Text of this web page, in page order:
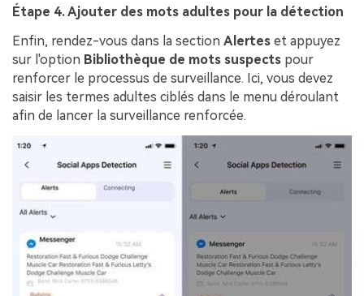
Étape 4. Ajouter des mots adultes pour la détection
Enfin, rendez-vous dans la section Alertes et appuyez
sur l'option Bibliothèque de mots suspects pour
renforcer le processus de surveillance. Ici, vous devez
saisir les termes adultes ciblés dans le menu déroulant
afin de lancer la surveillance renforcée.